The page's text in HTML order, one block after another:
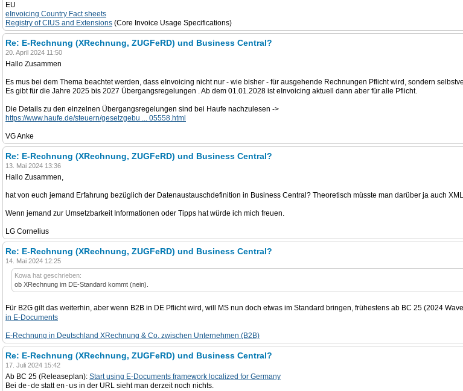
EU
eInvoicing Country Fact sheets
Registry of CIUS and Extensions (Core Invoice Usage Specifications)
Re: E-Rechnung (XRechnung, ZUGFeRD) und Business Central?
20. April 2024 11:50
Hallo Zusammen
Es mus bei dem Thema beachtet werden, dass eInvoicing nicht nur - wie bisher - für ausgehende Rechnungen Pflicht wird, sondern
Es gibt für die Jahre 2025 bis 2027 Übergangsregelungen . Ab dem 01.01.2028 ist eInvoicing aktuell dann aber für alle Pflicht.
Die Details zu den einzelnen Übergangsregelungen sind bei Haufe nachzulesen ->
https://www.haufe.de/steuern/gesetzgebu ... 05558.html
VG Anke
Re: E-Rechnung (XRechnung, ZUGFeRD) und Business Central?
13. Mai 2024 13:36
Hallo Zusammen,
hat von euch jemand Erfahrung bezüglich der Datenaustauschdefinition in Business Central? Theoretisch müsste man darüber ja auch
Wenn jemand zur Umsetzbarkeit Informationen oder Tipps hat würde ich mich freuen.
LG Cornelius
Re: E-Rechnung (XRechnung, ZUGFeRD) und Business Central?
14. Mai 2024 12:25
Kowa hat geschrieben:
ob XRechnung im DE-Standard kommt (nein).
Für B2G gilt das weiterhin, aber wenn B2B in DE Pflicht wird, will MS nun doch etwas im Standard bringen, frühestens ab BC 25 (2024
in E-Documents
E‑Rechnung in Deutschland XRechnung & Co. zwischen Unternehmen (B2B)
Re: E-Rechnung (XRechnung, ZUGFeRD) und Business Central?
17. Juli 2024 15:42
Ab BC 25 (Releaseplan): Start using E-Documents framework localized for Germany
Bei de-de statten-us in der URL sieht man derzeit noch nichts.